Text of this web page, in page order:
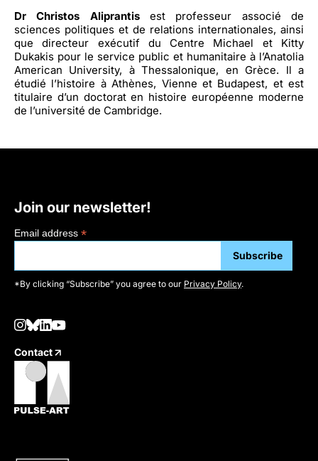
Dr Christos Aliprantisest professeur associé de
sciences politiques et de relations internationales, ainsi
que directeur exécutif du Centre Michael et Kitty
Dukakis pour le service public et humanitaire à l’Anatolia
American University, à Thessalonique, en Grèce. Il a
étudié l’histoire à Athènes, Vienne et Budapest, et est
titulaire d’un doctorat en histoire européenne moderne
de l’université de Cambridge.
Join our newsletter!
Email address *
*By clicking “Subscribe” you agree to our Privacy Policy.
Contact